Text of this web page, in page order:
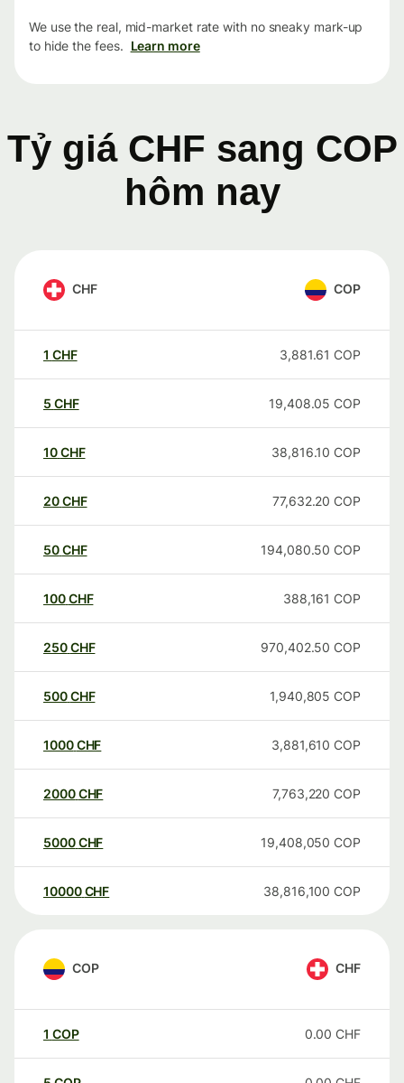
We use the real, mid-market rate with no sneaky mark-up
to hide the fees. Learn more
Tỷ giá CHF sang COP
hôm nay
CHF COP
1 CHF 3,881.61 COP
5 CHF 19,408.05 COP
10CHF 38,816.10 COP
20CHF 77,632.20 COP
50CHF 194,080.50 COP
100CHF 388,161 COP
250CHF 970,402.50 COP
500CHF 1,940,805 COP
1000CHF 3,881,610 COP
2000CHF 7,763,220 COP
5000CHF 19,408,050 COP
10000 CHF 38,816,100 COP
COP CHF
1 COP 0.00 CHF